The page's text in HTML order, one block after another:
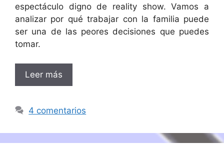
espectáculo digno de reality show. Vamos a
analizar por qué trabajar con la familia puede
ser una de las peores decisiones que puedes
tomar.
Leer más
4 comentarios